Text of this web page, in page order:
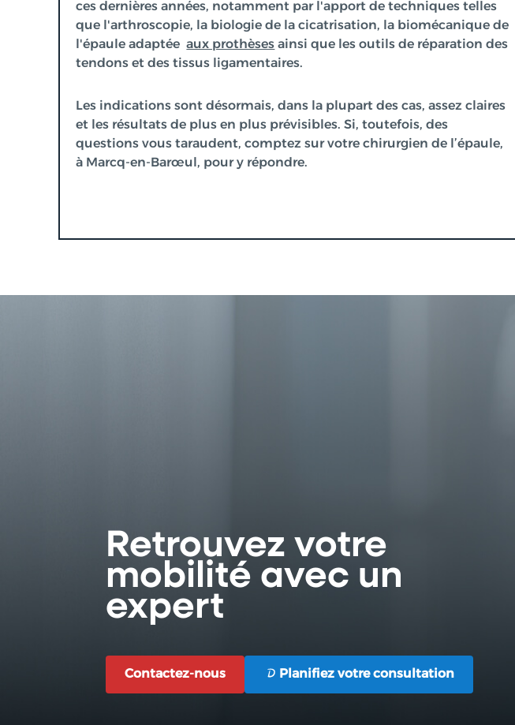
ces dernières années, notamment par l'apport de techniques telles
que l'arthroscopie, la biologie de la cicatrisation, la biomécanique de
l'épaule adaptée aux prothèses ainsi que les outils de réparation des
tendons et des tissus ligamentaires.
Les indications sont désormais, dans la plupart des cas, assez claires
et les résultats de plus en plus prévisibles. Si, toutefois, des
questions vous taraudent, comptez sur votre chirurgien de l’épaule,
à Marcq-en-Barœul, pour y répondre.
Retrouvez votre
mobilité avec un
expert
Contactez-nous
Contactez-nous
Planifiez votre consultation
Planifiez votre consultation